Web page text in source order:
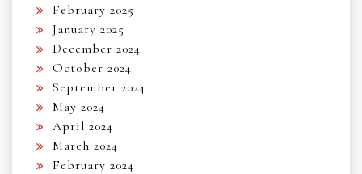
February 2025
January 2025
December 2024
October 2024
September 2024
May 2024
April 2024
March 2024
February 2024